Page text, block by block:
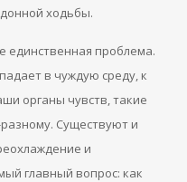
ходьбы.
единственная проблема.
в чуждую среду, к
органы чувств, такие
Существуют и
и
главный вопрос: как